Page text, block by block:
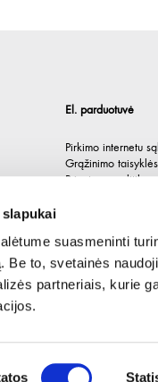
suasmeninti
Be to, svetainės
partneriais, kurie
El. parduotuvė
Pirkimo internetu
Grąžinimo taisyklės
Privatumo politika